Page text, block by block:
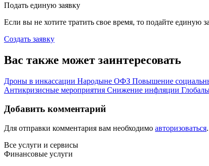
Подать единую заявку
Если вы не хотите тратить свое время, то подайте
Создать заявку
Вас также может заинтересовать
Дроны в инкассации Народыне ОФЗ Повышение
Антикризисные мероприятия Снижение инфляции
Добавить комментарий
Для отправки комментария вам необходимо авторизоваться.
Все услуги и сервисы
Финансовые услуги